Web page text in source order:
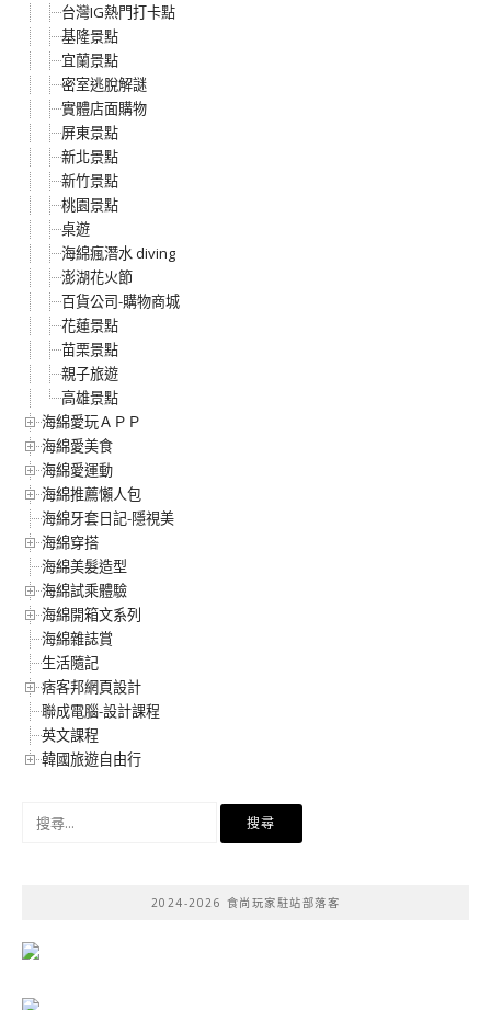
台灣IG熱門打卡點
基隆景點
宜蘭景點
密室逃脫解謎
實體店面購物
屏東景點
新北景點
新竹景點
桃園景點
桌遊
海綿瘋潛水 diving
澎湖花火節
百貨公司-購物商城
花蓮景點
苗栗景點
親子旅遊
高雄景點
海綿愛玩ＡＰＰ
海綿愛美食
海綿愛運動
海綿推薦懶人包
海綿牙套日記-隱視美
海綿穿搭
海綿美髮造型
海綿試乘體驗
海綿開箱文系列
海綿雜誌賞
生活隨記
痞客邦網頁設計
聯成電腦-設計課程
英文課程
韓國旅遊自由行
2024-2026 食尚玩家駐站部落客